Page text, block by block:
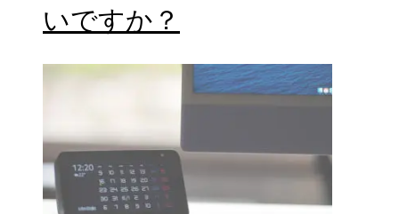
いですか？